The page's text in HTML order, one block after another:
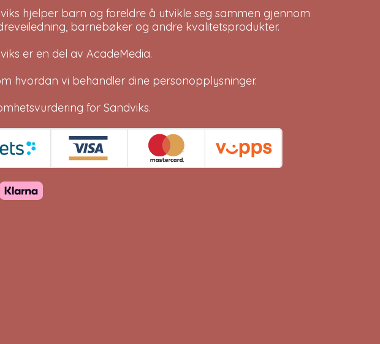
hjelper barn og foreldre å utvikle seg sammen gjennom
barnebøker og andre kvalitetsprodukter.
er en del av AcadeMedia.
hvordan vi behandler dine personopplysninger.
for Sandviks.